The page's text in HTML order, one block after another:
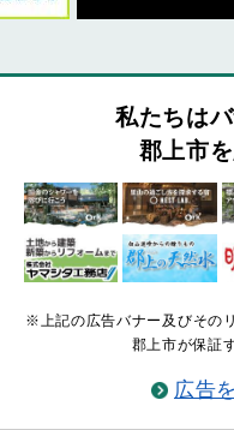
私たちは
郡上市
※上記の広告バナー及びその
郡上市が保証
広告